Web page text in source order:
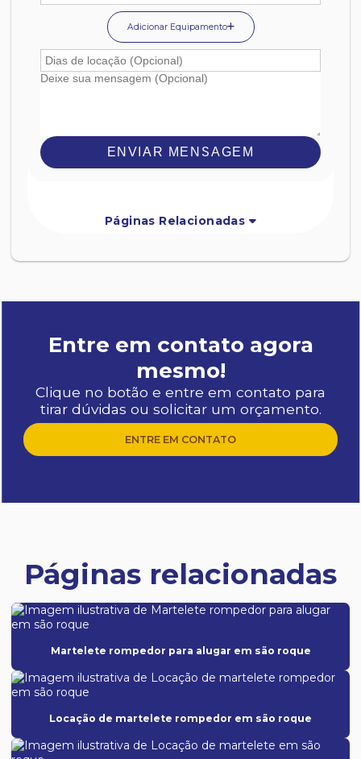
Adicionar Equipamento
ENVIAR MENSAGEM
Páginas Relacionadas
Entre em contato agora
mesmo!
Clique no botão e entre em contato para
tirar dúvidas ou solicitar um orçamento.
ENTRE EM CONTATO
Páginas relacionadas
Martelete rompedor para alugar em são roque
Locação de martelete rompedor em são roque